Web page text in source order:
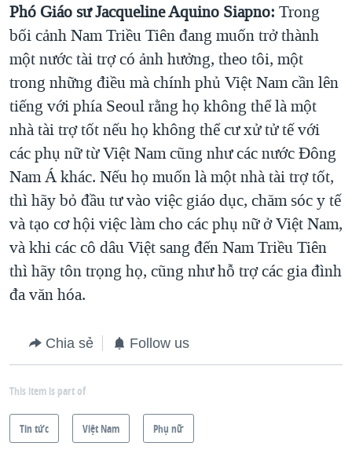
Phó Giáo sư Jacqueline Aquino Siapno: Trong
bối cảnh Nam Triều Tiên đang muốn trở thành
một nước tài trợ có ảnh hưởng, theo tôi, một
trong những điều mà chính phủ Việt Nam cần lên
tiếng với phía Seoul rằng họ không thể là một
nhà tài trợ tốt nếu họ không thể cư xử tử tế với
các phụ nữ từ Việt Nam cũng như các nước Đông
Nam Á khác. Nếu họ muốn là một nhà tài trợ tốt,
thì hãy bỏ đầu tư vào việc giáo dục, chăm sóc y tế
và tạo cơ hội việc làm cho các phụ nữ ở Việt Nam,
và khi các cô dâu Việt sang đến Nam Triều Tiên
thì hãy tôn trọng họ, cũng như hỗ trợ các gia đình
đa văn hóa.
Chia sẻ Follow us
This item is part of
Tin tức Việt Nam Phụ nữ